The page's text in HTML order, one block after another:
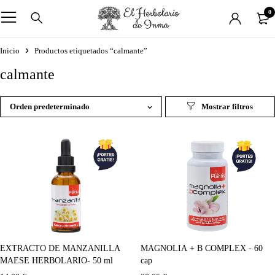
0
Inicio Productos etiquetados “calmante”
calmante
Orden predeterminado
EXTRACTO DE MANZANILLA
MAESE HERBOLARIO- 50 ml
MAGNOLIA + B COMPLEX - 60
cap